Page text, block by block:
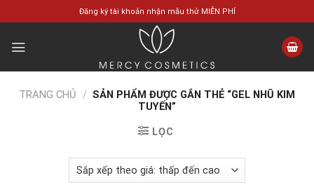
to
Đăng ký tài khoản nhận mẫu thử MIỄN PHÍ
TRANG CHỦ / SẢN PHẨM ĐƯỢC GẮN THẺ “GEL NHŨ KIM
TUYẾN”
LỌC